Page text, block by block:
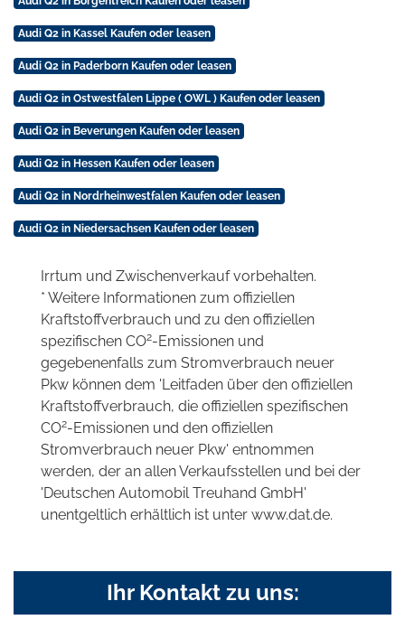
Audi Q2 in Kassel Kaufen oder leasen
Audi Q2 in Paderborn Kaufen oder leasen
Audi Q2 in Ostwestfalen Lippe ( OWL ) Kaufen oder leasen
Audi Q2 in Beverungen Kaufen oder leasen
Audi Q2 in Hessen Kaufen oder leasen
Audi Q2 in Nordrheinwestfalen Kaufen oder leasen
Audi Q2 in Niedersachsen Kaufen oder leasen
Irrtum und Zwischenverkauf vorbehalten.
* Weitere Informationen zum offiziellen
Kraftstoffverbrauch und zu den offiziellen
spezifischen CO2-Emissionen und
gegebenenfalls zum Stromverbrauch neuer
Pkw können dem 'Leitfaden über den offiziellen
Kraftstoffverbrauch, die offiziellen spezifischen
CO2-Emissionen und den offiziellen
Stromverbrauch neuer Pkw' entnommen
werden, der an allen Verkaufsstellen und bei der
'Deutschen Automobil Treuhand GmbH'
unentgeltlich erhältlich ist unter www.dat.de.
Ihr Kontakt zu uns: